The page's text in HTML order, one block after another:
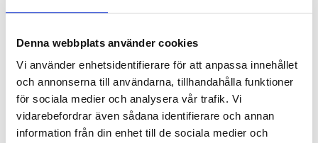
Denna webbplats använder cookies
Vi använder enhetsidentifierare för att anpassa innehållet
och annonserna till användarna, tillhandahålla funktioner
för sociala medier och analysera vår trafik. Vi
vidarebefordrar även sådana identifierare och annan
information från din enhet till de sociala medier och
Specifikation
Fråga om produkt
Om tillverkaren